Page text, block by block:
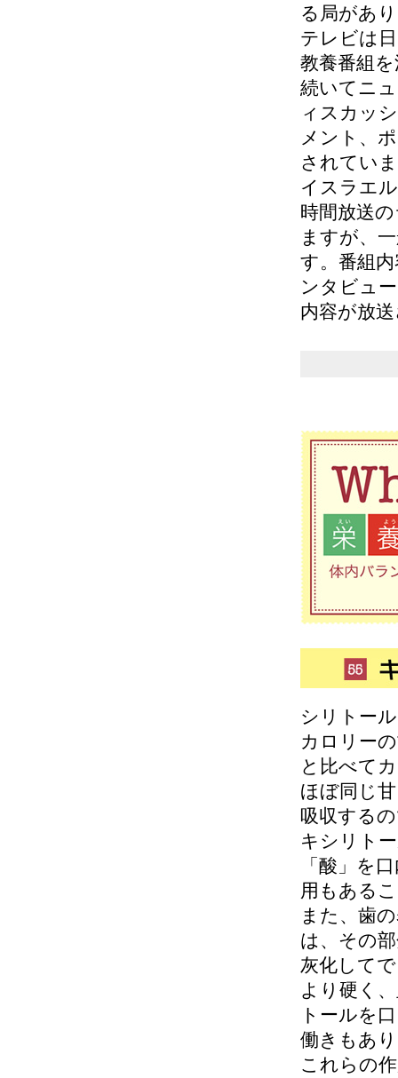
る局があ
テレビは
教養番組
続いてニ
ィスカッ
メント、
されてい
イスラエ
時間放送
ますが、
す。番組
ンタビュ
内容が放
シリトー
カロリー
と比べて
ほぼ同じ
吸収する
キシリト
「酸」を
用もある
また、歯
は、その
灰化して
より硬く
トールを
働きもあ
これらの